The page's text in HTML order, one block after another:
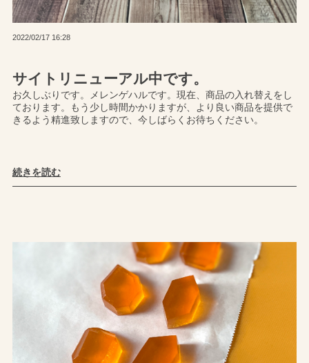
サイトリニューアル中です。
2022/02/17 16:28
お久しぶりです。メレンゲハルです。現在、商品の入れ替えをし
ております。もう少し時間かかりますが、より良い商品を提供で
きるよう精進致しますので、今しばらくお待ちください。
続きを読む